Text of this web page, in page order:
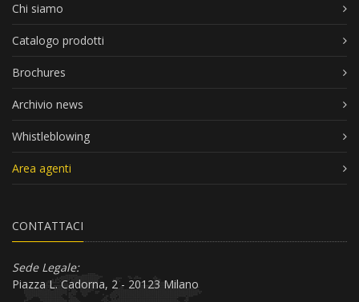
Chi siamo
Catalogo prodotti
Brochures
Archivio news
Whistleblowing
Area agenti
CONTATTACI
Sede Legale:
Piazza L. Cadorna, 2 - 20123 Milano